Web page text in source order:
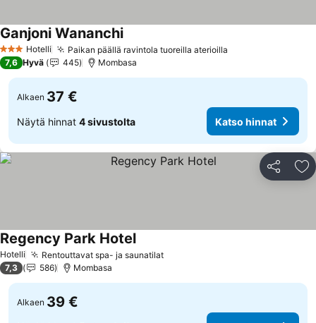
3 Tähtiluokitus
Hotelli Paikan päällä ravintola tuoreilla aterioilla
Ganjoni WananchiKatso hinnat
7,6 Hyvä 445 Mombasa
Alkaen 37 €
Näytä hinnat 4 sivustolta Katso hinnat
Jaa
Hotelli Rentouttavat spa- ja saunatilatKatso hinnat
Regency Park HotelKatso hinnat
7,3 586 Mombasa
Alkaen 39 €